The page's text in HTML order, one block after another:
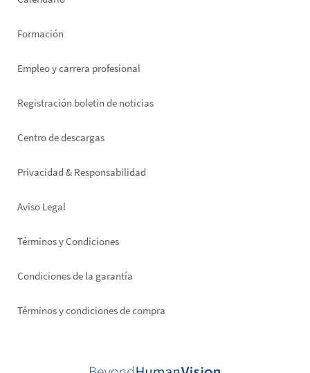
Formación
Empleo y carrera profesional
Registración boletin de noticias
Footer
Centro de descargas
Privacidad & Responsabilidad
Aviso Legal
Términos y Condiciones
Condiciones de la garantía
Términos y condiciones de compra